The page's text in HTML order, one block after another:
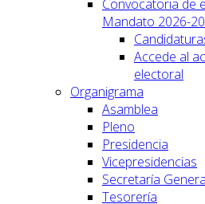
Convocatoria de
Mandato 2026-
Accede al
electoral
Organigrama
Asamblea
Pleno
Presidencia
Vicepresidencias
Secretaría
Tesorería